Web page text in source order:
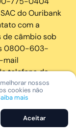
do Ouribank
com a
de câmbio sob
0800-603-
mail
telefone da
Central
de Débito
Federal
nossos
cookies não
mais
Aceitar